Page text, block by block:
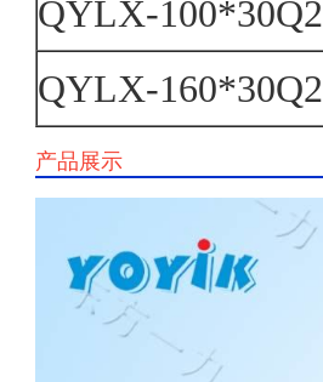
QYLX-100*30Q2
QYLX-160*30Q2
产品展示